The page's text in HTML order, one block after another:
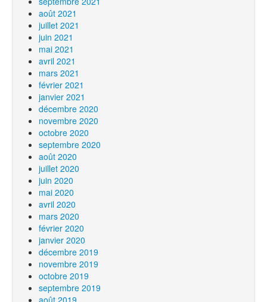
août 2021
juillet 2021
juin 2021
mai 2021
avril 2021
mars 2021
février 2021
janvier 2021
décembre 2020
novembre 2020
octobre 2020
septembre 2020
août 2020
juillet 2020
juin 2020
mai 2020
avril 2020
mars 2020
février 2020
janvier 2020
décembre 2019
novembre 2019
octobre 2019
septembre 2019